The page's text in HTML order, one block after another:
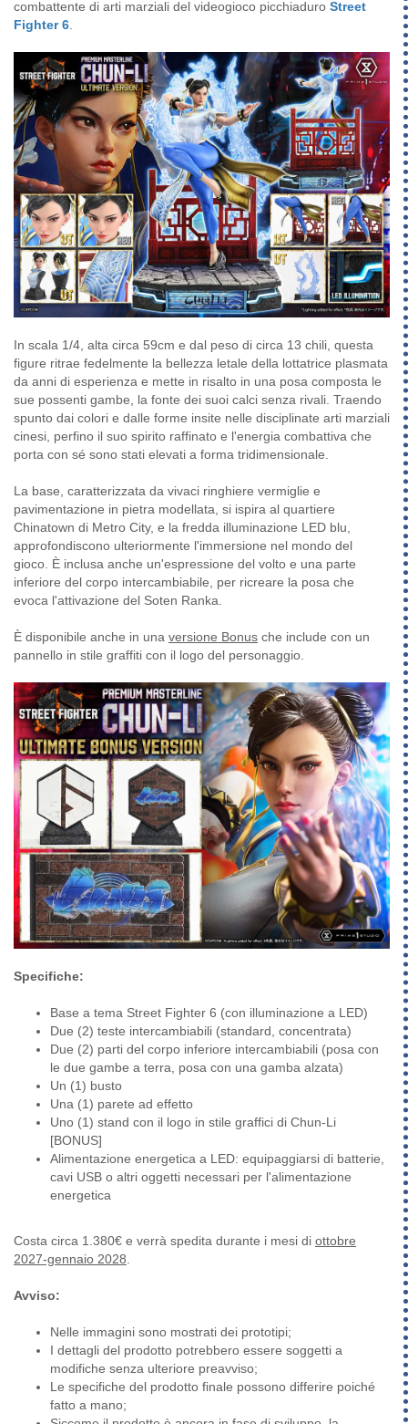
combattente di arti marziali del videogioco picchiaduro Street
Fighter 6
In scala 1/4, alta circa 59cm e dal peso di circa 13 chili, questa
figure ritrae fedelmente la bellezza letale della lottatrice plasmata
da anni di esperienza e mette in risalto in una posa composta le
sue possenti gambe, la fonte dei suoi calci senza rivali. Traendo
spunto dai colori e dalle forme insite nelle disciplinate arti marziali
cinesi, perfino il suo spirito raffinato e l'energia combattiva che
porta con sé sono stati elevati a forma tridimensionale.
La base, caratterizzata da vivaci ringhiere vermiglie e
pavimentazione in pietra modellata, si ispira al quartiere
Chinatown di Metro City, e la fredda illuminazione LED blu,
approfondiscono ulteriormente l'immersione nel mondo del
gioco. È inclusa anche un'espressione del volto e una parte
inferiore del corpo intercambiabile, per ricreare la posa che
evoca l'attivazione del Soten Ranka.
È disponibile anche in una versione Bonus che include con un
pannello in stile graffiti con il logo del personaggio.
Specifiche:
Base a tema Street Fighter 6 (con illuminazione a LED)
Due (2) teste intercambiabili (standard, concentrata)
Due (2) parti del corpo inferiore intercambiabili (posa con
le due gambe a terra, posa con una gamba alzata)
Un (1) busto
Una (1) parete ad effetto
Uno (1) stand con il logo in stile graffici di Chun-Li
[BONUS]
Alimentazione energetica a LED: equipaggiarsi di batterie,
cavi USB o altri oggetti necessari per l'alimentazione
energetica
Costa circa 1.380€ e verrà spedita durante i mesi di ottobre
2027-gennaio 2028
Avviso:
Nelle immagini sono mostrati dei prototipi;
I dettagli del prodotto potrebbero essere soggetti a
modifiche senza ulteriore preavviso;
Le specifiche del prodotto finale possono differire poiché
fatto a mano;